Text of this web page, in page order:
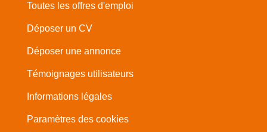
Toutes les offres d'emploi
Déposer un CV
Déposer une annonce
Témoignages utilisateurs
Informations légales
Paramètres des cookies